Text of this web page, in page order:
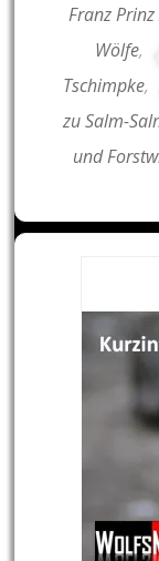
Franz
Wölfe,
Tschimpke,
zu Salm-
und